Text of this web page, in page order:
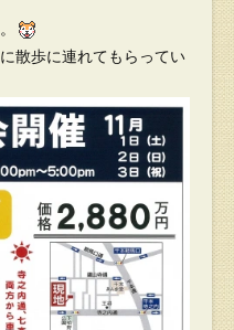
散歩に連れてもらってい